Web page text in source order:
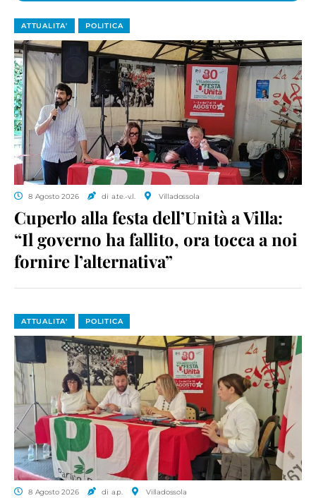
ATTUALITA' POLITICA
8 Agosto 2026 di a.te.-v.l. Villadossola
Cuperlo alla festa dell’Unità a Villa:
“Il governo ha fallito, ora tocca a noi
fornire l’alternativa”
ATTUALITA' POLITICA
8 Agosto 2026 di a.p. Villadossola